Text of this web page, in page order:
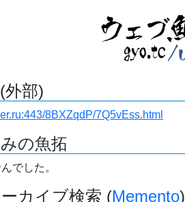
外部)
8BXZqdP/7Q5vEss.html
の魚拓
でした。
カイブ検索 (Memento)